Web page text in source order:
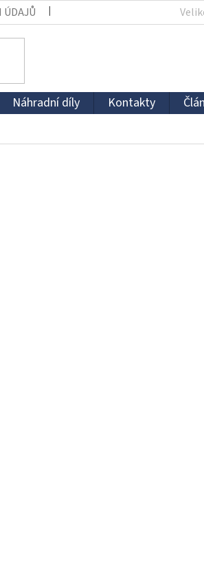
ÚDAJŮ
Náhradní díly Kontakty